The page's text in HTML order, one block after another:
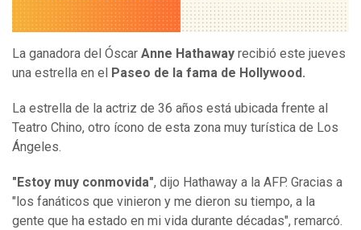
La ganadora del Óscar Anne Hathaway recibió este jueves
una estrella en el
Paseo de la fama de Hollywood.
La estrella de la actriz de 36 años está ubicada frente al
Teatro Chino, otro ícono de esta zona muy turística de Los
Ángeles.
"Estoy muy conmovida", dijo Hathaway a la AFP. Gracias a
"los fanáticos que vinieron y me dieron su tiempo, a la
gente que ha estado en mi vida durante décadas", remarcó.